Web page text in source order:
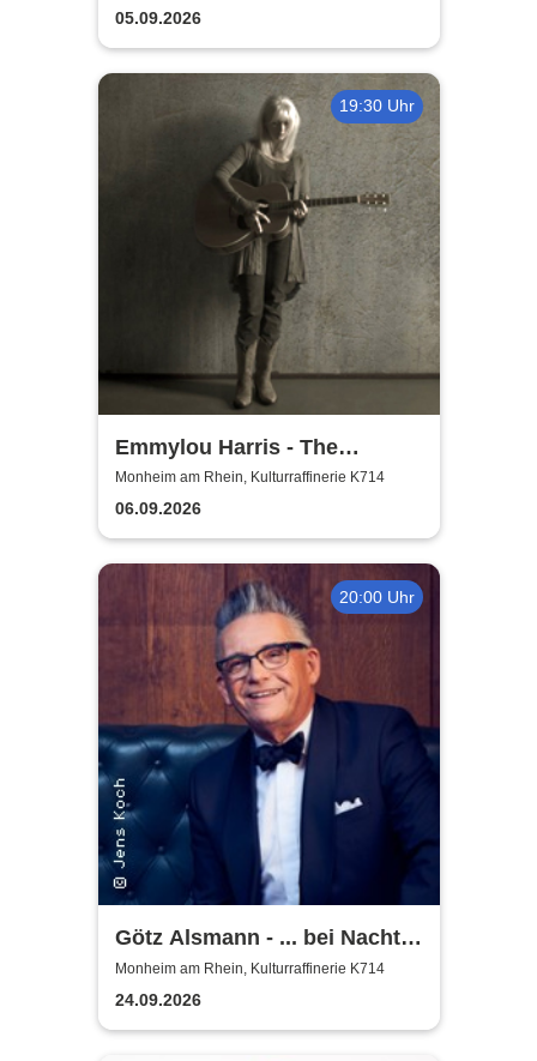
05.09.2026
19:30 Uhr
Emmylou Harris - The
European Farewell Tour
Monheim am Rhein, Kulturraffinerie K714
06.09.2026
20:00 Uhr
Götz Alsmann - ... bei Nacht
...
Monheim am Rhein, Kulturraffinerie K714
24.09.2026